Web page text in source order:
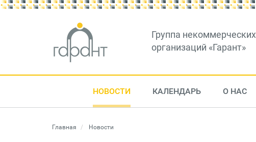
Группа некоммерческих
организаций «Гарант»
НОВОСТИ КАЛЕНДАРЬ О НАС
Главная Новости